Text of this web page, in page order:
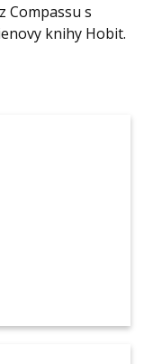
Compassu s
knihy Hobit.